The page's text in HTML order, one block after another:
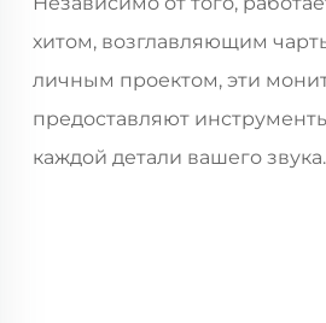
хитом, возглавляющим
личным проектом, эти
предоставляют
каждой детали вашего звука.